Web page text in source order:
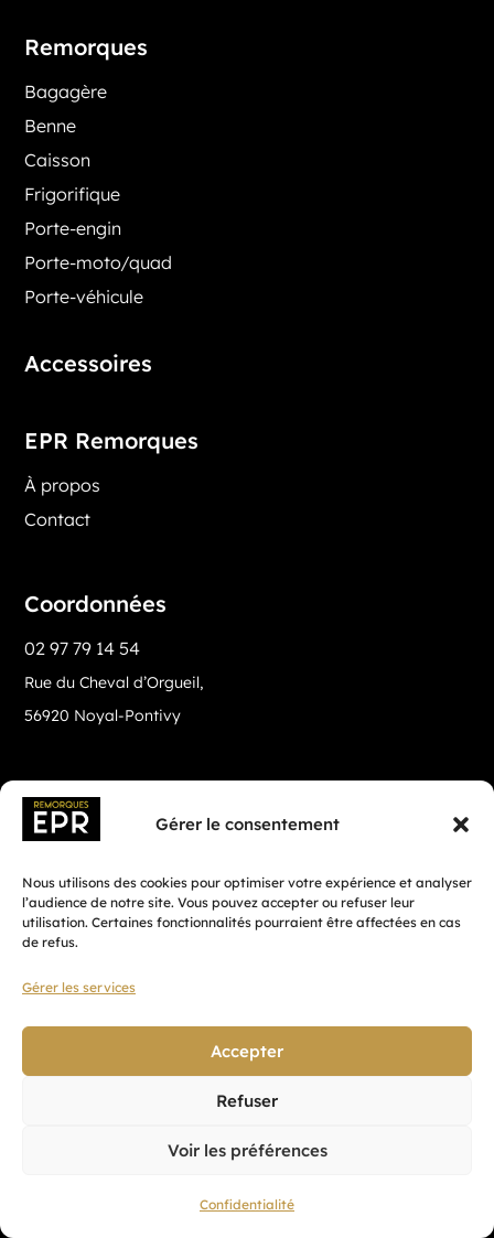
Gérer le consentement
Nous utilisons des cookies pour optimiser votre expérience et analyser
l’audience de notre site. Vous pouvez accepter ou refuser leur
utilisation. Certaines fonctionnalités pourraient être affectées en cas
de refus.
Gérer les services
Accepter
Refuser
Voir les préférences
Confidentialité
Remorques
Bagagère
Benne
Caisson
Frigorifique
Porte-engin
Porte-moto/quad
Porte-véhicule
Accessoires
EPR Remorques
À propos
Contact
Coordonnées
02 97 79 14 54
Rue du Cheval d’Orgueil,
56920 Noyal-Pontivy